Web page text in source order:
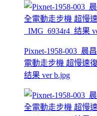
Pixnet-1958-003_晨
電動走步機 超慢速
结果 ver b.jpg